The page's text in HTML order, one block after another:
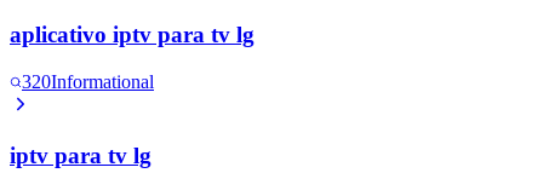
aplicativo iptv para tv lg
320Informational
iptv para tv lg